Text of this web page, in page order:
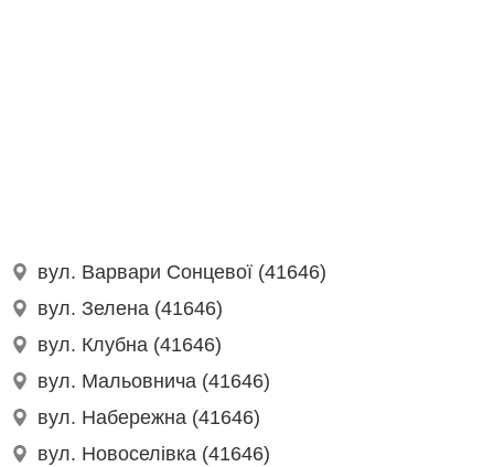
вул. Варвари Сонцевої (41646)
вул. Зелена (41646)
вул. Клубна (41646)
вул. Мальовнича (41646)
вул. Набережна (41646)
вул. Новоселівка (41646)